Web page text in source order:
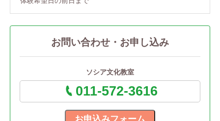
お問い合わせ・お申し込み
ソシア文化教室
011-572-3616